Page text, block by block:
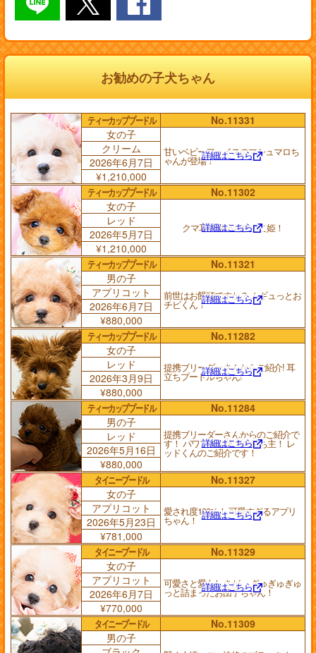
お勧めの子犬ちゃん
ティーカッププードル
No.11331
女の子
甘いベビーフェイスのマシュマロち
ゃんが登場！詳細はこちら
クリーム
2026年6月7日
¥1,210,000
ティーカッププードル
No.11302
女の子
クマ耳の極小ちびっこ姫！
詳細はこちら
レッド
2026年5月7日
¥1,210,000
ティーカッププードル
No.11321
男の子
前世はお饅頭ですか？ ムギュっとお
チビくん！詳細はこちら
アプリコット
2026年6月7日
¥880,000
ティーカッププードル
No.11282
女の子
提携ブリーダーさんからご紹介! 耳
立ちプードルちゃん!
詳細はこちら
レッド
2026年3月9日
¥880,000
ティーカッププードル
No.11284
男の子
提携ブリーダーさんからのご紹介で
す！ パワフルな体力の持ち主！ レ
ッドくんのご紹介です！
詳細はこちら
レッド
2026年5月16日
¥880,000
タイニープードル
No.11327
女の子
愛され度100%！ 可愛すぎるアプリ
ちゃん！ 詳細はこちら
アプリコット
2026年5月23日
¥781,000
タイニープードル
No.11329
女の子
可愛さと愛らしさが、 ぎゅぎゅぎゅ
っと詰まったお団子ちゃん！
詳細はこちら
アプリコット
2026年6月7日
¥770,000
タイニープードル
No.11309
男の子